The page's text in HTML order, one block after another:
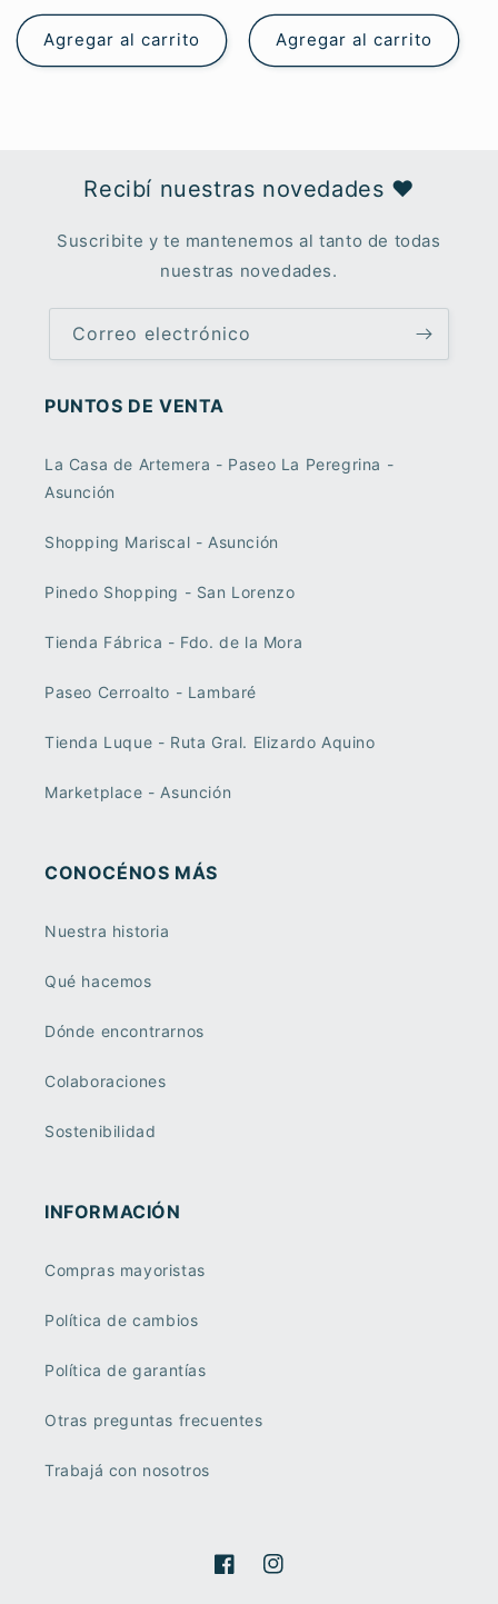
habitual
Agregar al carrito
habitual
Agregar al carrito
Recibí nuestras novedades ♥︎
Suscribite y te mantenemos al tanto de todas
nuestras novedades.
Correo electrónico
PUNTOS DE VENTA
La Casa de Artemera - Paseo La Peregrina -
Asunción
Shopping Mariscal - Asunción
Pinedo Shopping - San Lorenzo
Tienda Fábrica - Fdo. de la Mora
Paseo Cerroalto - Lambaré
Tienda Luque - Ruta Gral. Elizardo Aquino
Marketplace - Asunción
CONOCÉNOS MÁS
Nuestra historia
Qué hacemos
Dónde encontrarnos
Colaboraciones
Sostenibilidad
INFORMACIÓN
Compras mayoristas
Política de cambios
Política de garantías
Otras preguntas frecuentes
Trabajá con nosotros
FacebookInstagram